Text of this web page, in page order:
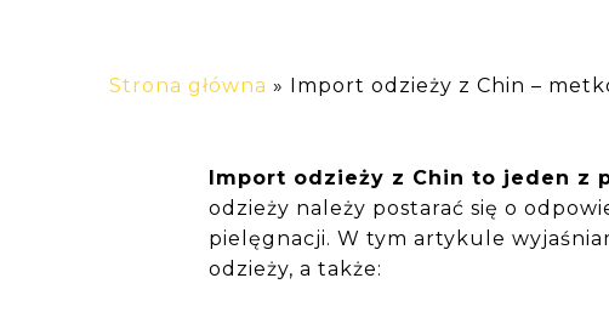
Strona główna » Import odzieży z Chin –
Import odzieży z Chin to jeden z
odzieży należy postarać się o
pielęgnacji. W tym artykule
odzieży, a także: